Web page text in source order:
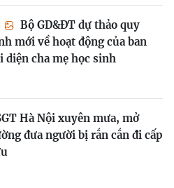
Bộ GD&ĐT dự thảo quy
mới về hoạt động của ban
diện cha mẹ học sinh
Hà Nội xuyên mưa, mở
đưa người bị rắn cắn đi cấp